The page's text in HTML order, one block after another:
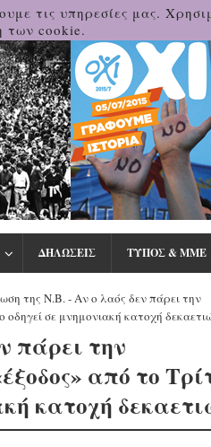
ΔΗΛΩΣΕΙΣ ΤΥΠΟΣ & ΜΜΕ
της Ν.Β. - Αν ο λαός δεν πάρει την
σε μνημονιακή κατοχή
πάρει την
από το
κατοχή
τις υπηρεσίες μας.
των cookie.